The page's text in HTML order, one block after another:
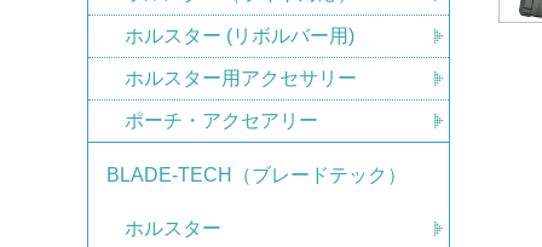
ホルスター (リボルバー用)
ホルスター用アクセサリー
ポーチ・アクセアリー
BLADE-TECH（ブレードテック）
ホルスター